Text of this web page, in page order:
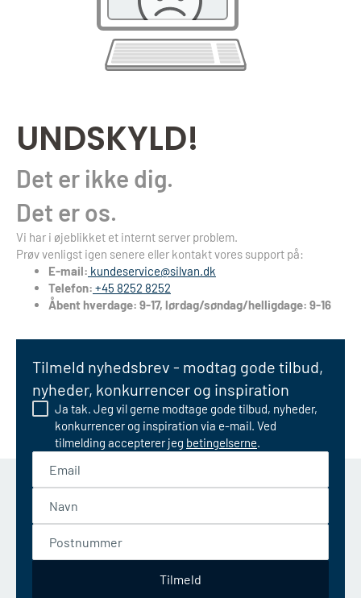
UNDSKYLD!
Det er ikke dig.
Det er os.
Vi har i øjeblikket et internt server problem.
Prøv venligst igen senere eller kontakt vores support på:
E-mail: kundeservice@silvan.dk
Telefon: +45 8252 8252
Åbent hverdage: 9-17, lørdag/søndag/helligdage: 9-16
Tilmeld nyhedsbrev - modtag gode tilbud,
nyheder, konkurrencer og inspiration
Ja tak. Jeg vil gerne modtage gode tilbud, nyheder,
konkurrencer og inspiration via e-mail. Ved
tilmelding accepterer jeg betingelserne.
Tilmeld